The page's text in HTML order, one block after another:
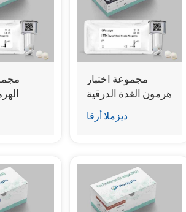
مجموعة اختبار
هرمون الغدة الدرقية
ديزملا أرقا